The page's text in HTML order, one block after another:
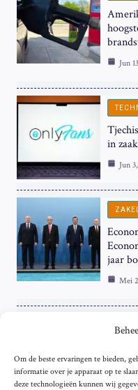
Om de beste ervaringen te bieden,
informatie over je apparaat op te
deze technologieën kunnen wij
Jun
in
Jun
jaar
Mei
van